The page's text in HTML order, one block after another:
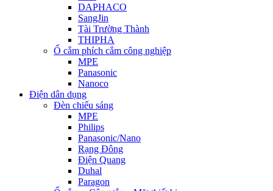
DAPHACO
SangJin
Tài Trường Thành
THIPHA
Ổ cắm phích cắm công nghiệp
MPE
Panasonic
Nanoco
Điện dân dụng
Đèn chiếu sáng
MPE
Philips
Panasonic/Nano
Rạng Đông
Điện Quang
Duhal
Paragon